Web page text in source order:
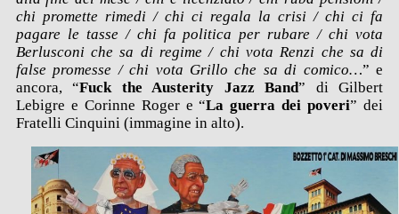
chi promette rimedi / chi ci regala la crisi / chi ci fa
pagare le tasse / chi fa politica per rubare / chi vota
Berlusconi che sa di regime / chi vota Renzi che sa di
false promesse / chi vota Grillo che sa di comico…” e
ancora, “Fuck the Austerity Jazz Band” di Gilbert
Lebigre e Corinne Roger e “La guerra dei poveri” dei
Fratelli Cinquini (immagine in alto).